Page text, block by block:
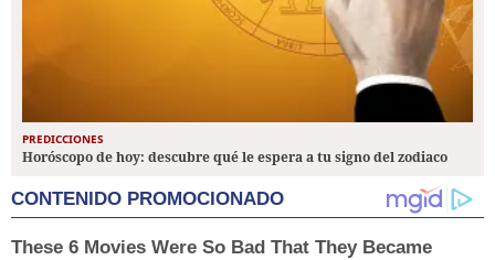
PREDICCIONES
Horóscopo de hoy: descubre qué le espera a tu signo del zodiaco
CONTENIDO PROMOCIONADO
These 6 Movies Were So Bad That They Became